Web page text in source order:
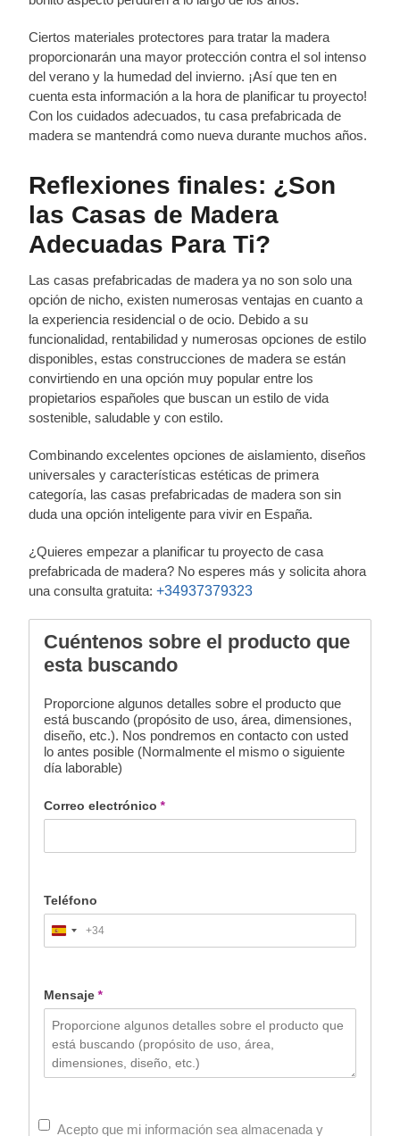
Ciertos materiales protectores para tratar la madera
proporcionarán una mayor protección contra el sol intenso
del verano y la humedad del invierno. ¡Así que ten en
cuenta esta información a la hora de planificar tu proyecto!
Con los cuidados adecuados, tu casa prefabricada de
madera se mantendrá como nueva durante muchos años.
Reflexiones finales: ¿Son
las Casas de Madera
Adecuadas Para Ti?
Las casas prefabricadas de madera ya no son solo una
opción de nicho, existen numerosas ventajas en cuanto a
la experiencia residencial o de ocio. Debido a su
funcionalidad, rentabilidad y numerosas opciones de estilo
disponibles, estas construcciones de madera se están
convirtiendo en una opción muy popular entre los
propietarios españoles que buscan un estilo de vida
sostenible, saludable y con estilo.
Combinando excelentes opciones de aislamiento, diseños
universales y características estéticas de primera
categoría, las casas prefabricadas de madera son sin
duda una opción inteligente para vivir en España.
¿Quieres empezar a planificar tu proyecto de casa
prefabricada de madera? No esperes más y solicita ahora
una consulta gratuita: +34937379323
Cuéntenos sobre el producto que
esta buscando
Proporcione algunos detalles sobre el producto que
está buscando (propósito de uso, área, dimensiones,
diseño, etc.). Nos pondremos en contacto con usted
lo antes posible (Normalmente el mismo o siguiente
día laborable)
Correo electrónico *
Teléfono
Spain
+34
+34
Mensaje*
Acepto que mi información sea almacenada y